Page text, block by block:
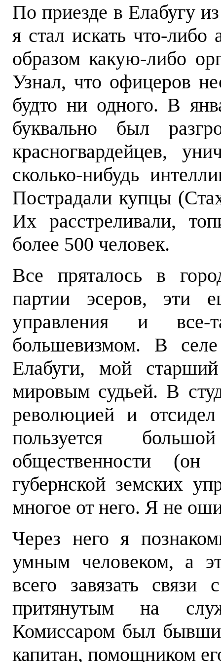
По приезде в Елабугу
я стал искать что-либо
образом какую-либо
Узнал, что офицеров
будто ни одного. В
буквально был
красногвардейцев,
сколько-нибудь
Пострадали купцы
Их расстреливали,
более 500 человек.
Все пряталось в
партии эсеров, эти
управления и
большевизмом. В
Елабуги, мой
мировым судьей. В
революцией и
пользуется
общественности
губернской земских
многое от него. Я не
Через него я
умным человеком, а
всего завязать
притянутым на
Комиссаром был
капитан, помощником